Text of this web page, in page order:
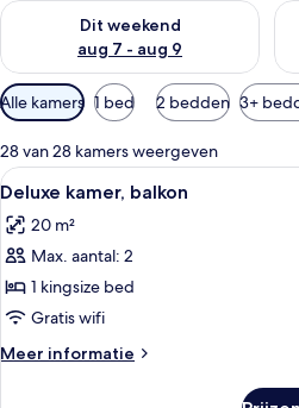
Dit weekend
aug 7 - aug 9
De beschikbaarheid controleren
Beschikbare
filters
voor
kamers
Alle kamers 1 bed 2 bedden 3+
28 van 28 kamers weergeven
Alle
foto's
voor
Deluxe
kamer,
balkon
laden
4
Deluxe kamer, balkon
20 m²
Max. aantal: 2
1 kingsize bed
Gratis wifi
Meer informatie
Meer